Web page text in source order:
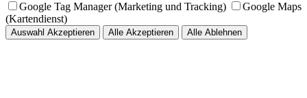
Google Tag Manager (Marketing und Tracking)
Google Maps
(Kartendienst)
Auswahl Akzeptieren Alle Akzeptieren Alle Ablehnen